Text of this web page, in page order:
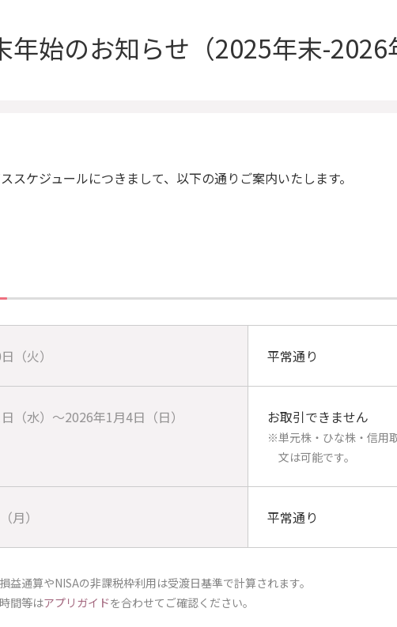
年始のお知らせ （2025年末-2026
スケジュールにつきまして、以下の通りご案内いたします。
（火） 平常通り
（水）～2026年1月4日（日） お取引できません
※単元株・ひな株・信用
文は可能です。
月） 平常通り
益通算やNISAの非課税枠利用は受渡日基準で計算されます。
間等はアプリガイドを合わせてご確認ください。